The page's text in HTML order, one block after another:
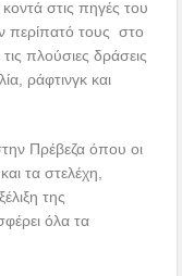
στις πηγές του
περίπατό τους στο
πλούσιες δράσεις
ράφτινγκ και
Πρέβεζα όπου οι
τα στελέχη,
της
όλα τα